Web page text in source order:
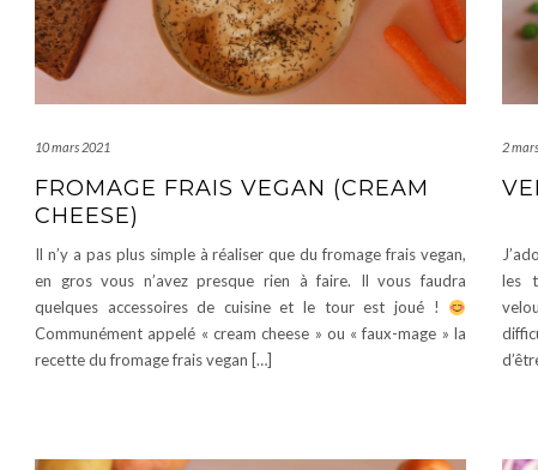
10 mars 2021
FROMAGE FRAIS VEGAN (CREAM
CHEESE)
Il n’y a pas plus simple à réaliser que du fromage frais vegan,
en gros vous n’avez presque rien à faire. Il vous faudra
quelques accessoires de cuisine et le tour est joué !
Communément appelé « cream cheese » ou « faux-mage » la
recette du fromage frais vegan […]
2
les